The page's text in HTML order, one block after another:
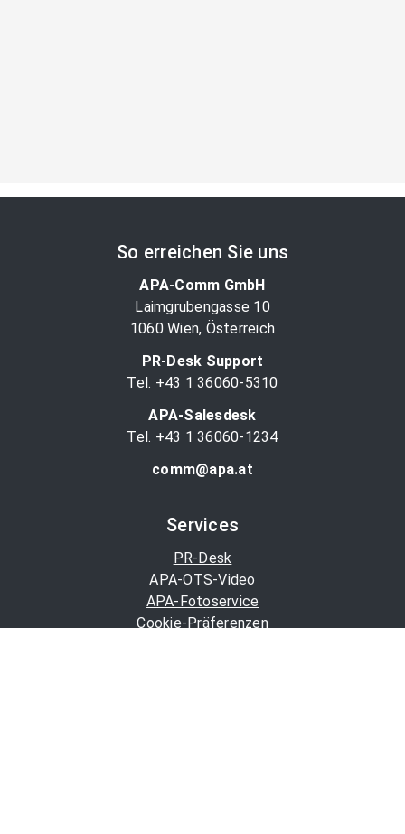
So erreichen Sie uns
APA-Comm GmbH
Laimgrubengasse 10
1060 Wien, Österreich
PR-Desk Support
Tel. +43 1 36060-5310
APA-Salesdesk
Tel. +43 1 36060-1234
comm@apa.at
Services
PR-Desk
APA-OTS-Video
APA-Fotoservice
Cookie-Präferenzen